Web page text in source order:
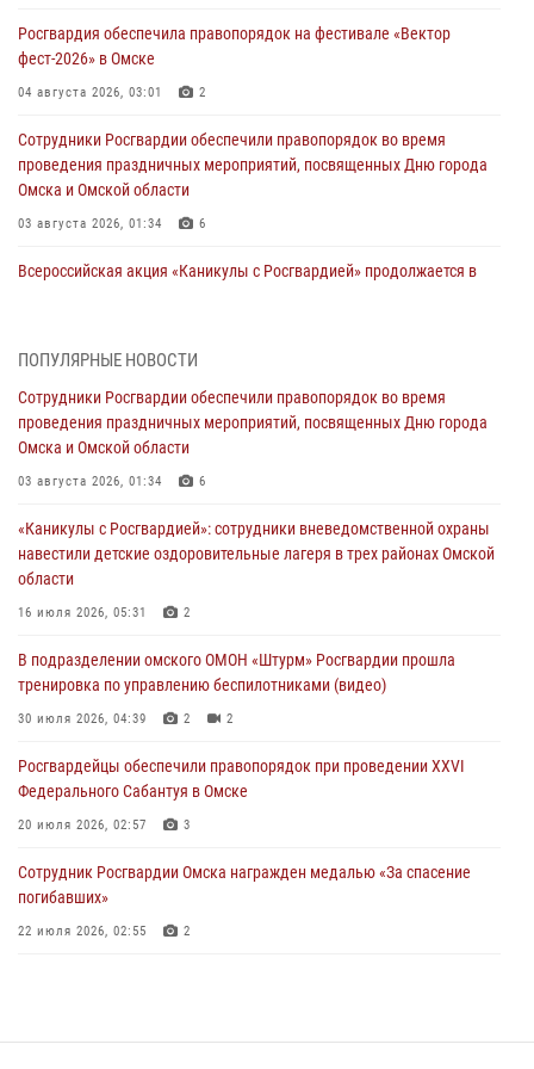
Росгвардия обеспечила правопорядок на фестивале «Вектор
фест-2026» в Омске
04 августа 2026, 03:01 2
Сотрудники Росгвардии обеспечили правопорядок во время
проведения праздничных мероприятий, посвященных Дню города
Омска и Омской области
03 августа 2026, 01:34 6
Всероссийская акция «Каникулы с Росгвардией» продолжается в
тренировка по управлению беспилотниками (видео)
30 июля 2026, 04:39 2
Росгвардия обеспечила безопасность уникального передвижного
29 июля 2026, 01:49
Росгвардейцы приняли участие в крестном ходе в День крещения
Руси в Омске
При содействии спецназа Росгвардии пресечены нарушения
миграционного законодательства в Омске (видео)
ПОПУЛЯРНЫЕ НОВОСТИ
Сотрудники Росгвардии обеспечили правопорядок во время
проведения праздничных мероприятий, посвященных Дню города
Омска и Омской области
03 августа 2026, 01:34 6
«Каникулы с Росгвардией»: сотрудники вневедомственной охраны
навестили детские оздоровительные лагеря в трех районах Омской
области
16 июля 2026, 05:31 2
В подразделении омского ОМОН «Штурм» Росгвардии прошла
тренировка по управлению беспилотниками (видео)
30 июля 2026, 04:39 2 2
Росгвардейцы обеcпечили правопорядок при проведении XXVI
Федерального Сабантуя в Омске
20 июля 2026, 02:57 3
Сотрудник Росгвардии Омска награжден медалью «За спасение
погибавших»
22 июля 2026, 02:55 2